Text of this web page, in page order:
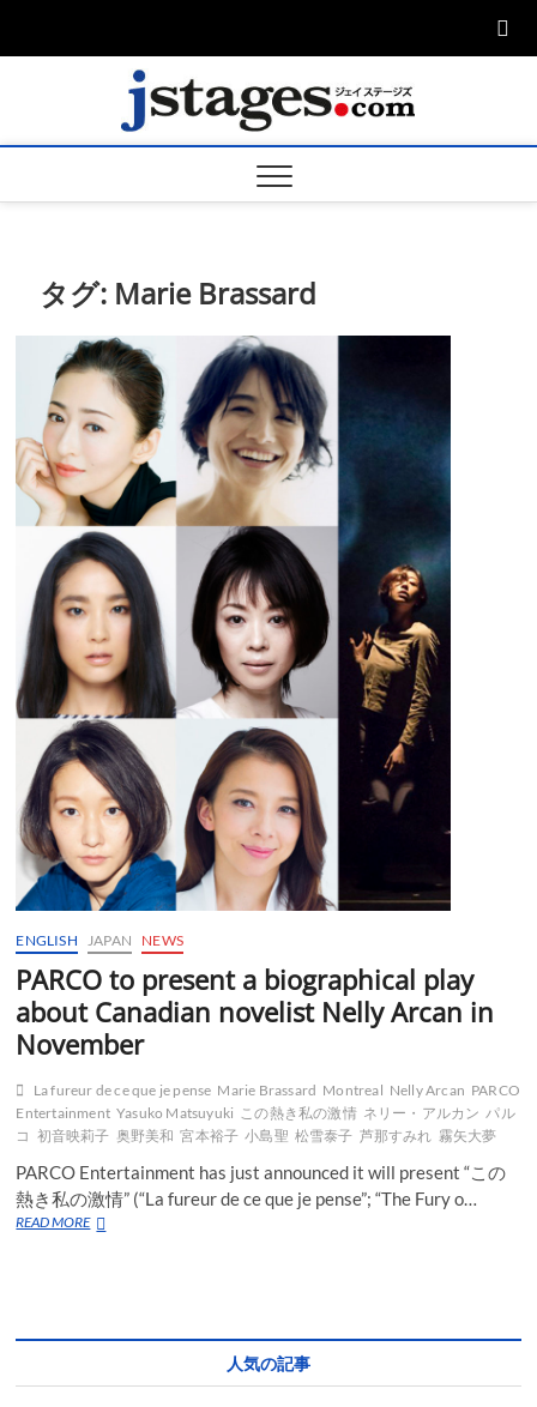
ージ
タグ: Marie Brassard
ENGLISH JAPAN NEWS
PARCO to present a biographical play
about Canadian novelist Nelly Arcan in
November
La fureur de ce que je pense Marie Brassard Montreal Nelly Arcan PARCO
Entertainment Yasuko Matsuyuki この熱き私の激情 ネリー・アルカン パル
コ 初音映莉子 奥野美和 宮本裕子 小島聖 松雪泰子 芦那すみれ 霧矢大夢
PARCO Entertainment has just announced it will present “この
熱き私の激情” (“La fureur de ce que je pense”; “The Fury o…
READ MOREPARCO
人気の記事